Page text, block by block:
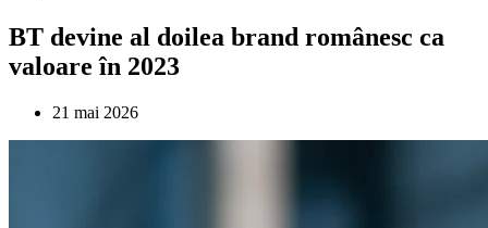
BT devine al doilea brand românesc ca
valoare în 2023
21 mai 2026